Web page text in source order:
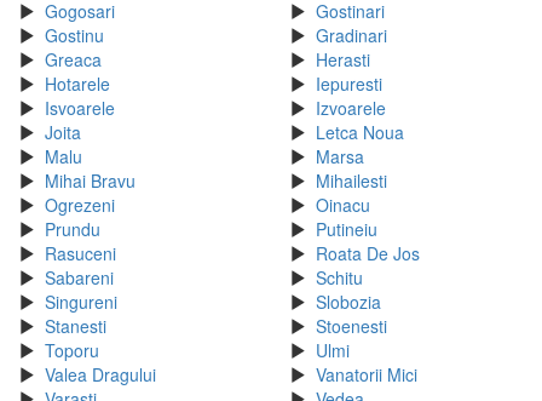
Gogosari
Gostinari
Gostinu
Gradinari
Greaca
Herasti
Hotarele
Iepuresti
Isvoarele
Izvoarele
Joita
Letca Noua
Malu
Marsa
Mihai Bravu
Mihailesti
Ogrezeni
Oinacu
Prundu
Putineiu
Rasuceni
Roata De Jos
Sabareni
Schitu
Singureni
Slobozia
Stanesti
Stoenesti
Toporu
Ulmi
Valea Dragului
Vanatorii Mici